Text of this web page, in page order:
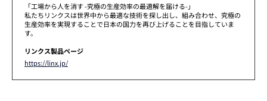
「工場から人を消す -究極の生産効率の最適解を届ける-」
私たちリンクスは世界中から最適な技術を探し出し、組み合わせ、究極の
生産効率を実現することで日本の国力を再び上げることを目指していま
す。
リンクス製品ページ
https://linx.jp/